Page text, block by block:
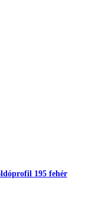
195 fehér